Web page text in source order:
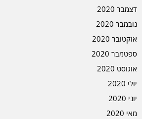
דצמבר 2020
נובמבר 2020
אוקטובר 2020
ספטמבר 2020
אוגוסט 2020
יולי 2020
יוני 2020
מאי 2020